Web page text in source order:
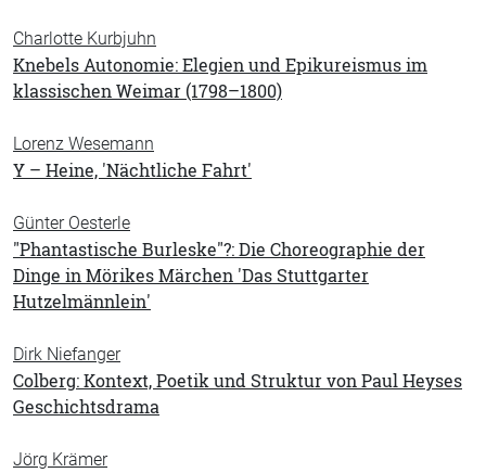
Charlotte Kurbjuhn
Knebels Autonomie: Elegien und Epikureismus im
klassischen Weimar (1798–1800)
Lorenz Wesemann
Y – Heine, 'Nächtliche Fahrt'
Günter Oesterle
"Phantastische Burleske"?: Die Choreographie der
Dinge in Mörikes Märchen 'Das Stuttgarter
Hutzelmännlein'
Dirk Niefanger
Colberg: Kontext, Poetik und Struktur von Paul Heyses
Geschichtsdrama
Jörg Krämer